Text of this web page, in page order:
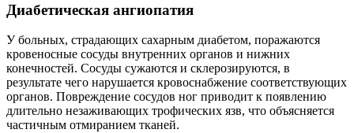
Диабетическая ангиопатия
У больных, страдающих сахарным диабетом, поражаются
кровеносные сосуды внутренних органов и нижних
конечностей. Сосуды сужаются и склерозируются, в
результате чего нарушается кровоснабжение соответствующих
органов. Повреждение сосудов ног приводит к появлению
длительно незаживающих трофических язв, что объясняется
частичным отмиранием тканей.